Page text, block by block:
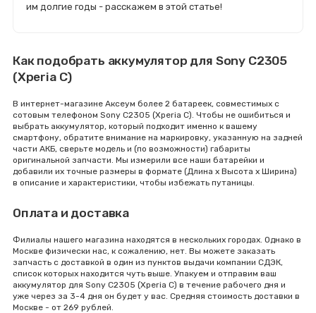
им долгие годы - расскажем в этой статье!
Как подобрать аккумулятор для Sony C2305
(Xperia C)
В интернет-магазине Аксеум более 2 батареек, совместимых с
сотовым телефоном Sony C2305 (Xperia C). Чтобы не ошибиться и
выбрать аккумулятор, который подходит именно к вашему
смартфону, обратите внимание на маркировку, указанную на задней
части АКБ, сверьте модель и (по возможности) габариты
оригинальной запчасти. Мы измерили все наши батарейки и
добавили их точные размеры в формате (Длина x Высота x Ширина)
в описание и характеристики, чтобы избежать путаницы.
Оплата и доставка
Филиалы нашего магазина находятся в нескольких городах. Однако в
Москве физически нас, к сожалению, нет. Вы можете заказать
запчасть с доставкой в один из пунктов выдачи компании СДЭК,
список которых находится чуть выше. Упакуем и отправим ваш
аккумулятор для Sony C2305 (Xperia C) в течение рабочего дня и
уже через за 3-4 дня он будет у вас. Средняя стоимость доставки в
Москве - от 269 рублей.